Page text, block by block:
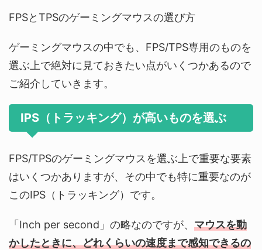
FPSとTPSのゲーミングマウスの選び方
ゲーミングマウスの中でも、FPS/TPS専用のものを
選ぶ上で絶対に見ておきたい点がいくつかあるので
ご紹介していきます。
IPS（トラッキング）が高いものを選ぶ
FPS/TPSのゲーミングマウスを選ぶ上で重要な要素
はいくつかありますが、その中でも特に重要なのが
このIPS（トラッキング）です。
「Inch per second」の略なのですが、 マウスを動
かしたときに、どれくらいの速度まで感知できるの